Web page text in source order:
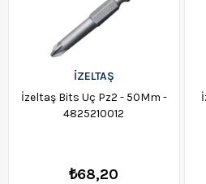
İZELTAŞ
İzeltaş Bits Uç Pz2 - 50Mm -
4825210012
₺68,20